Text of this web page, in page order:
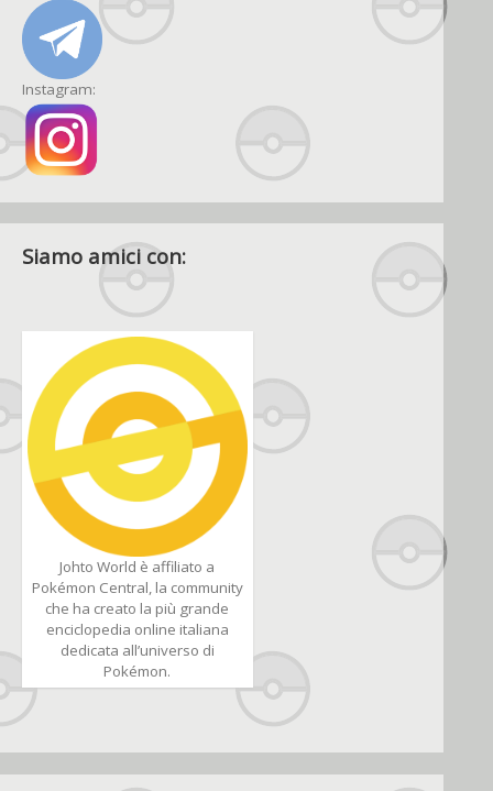
Instagram:
Siamo amici con:
Johto World è affiliato a
Pokémon Central, la community
che ha creato la più grande
enciclopedia online italiana
dedicata all’universo di
Pokémon.